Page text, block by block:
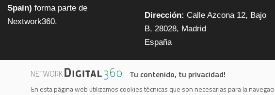
Spain) forma parte de
Nextwork360.
Dirección: Calle Azcona 12, Bajo
B, 28028, Madrid
España
Tu contenido, tu privacidad!
En esta página web utilizamos cookies técnicas que son necesarias para la